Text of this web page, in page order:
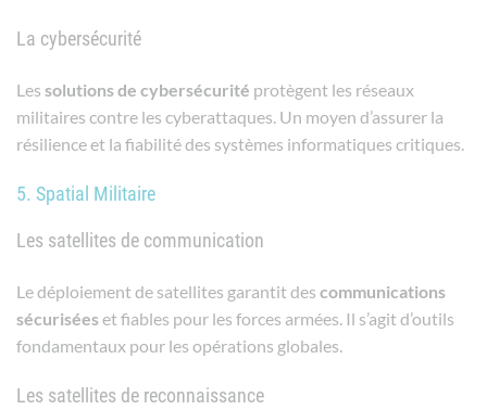
La cybersécurité
Les solutions de cybersécurité protègent les réseaux
militaires contre les cyberattaques. Un moyen d’assurer la
résilience et la fiabilité des systèmes informatiques critiques.
5. Spatial Militaire
Les satellites de communication
Le déploiement de satellites garantit des communications
sécuriséeset fiables pour les forces armées. Il s’agit d’outils
fondamentaux pour les opérations globales.
Les satellites de reconnaissance